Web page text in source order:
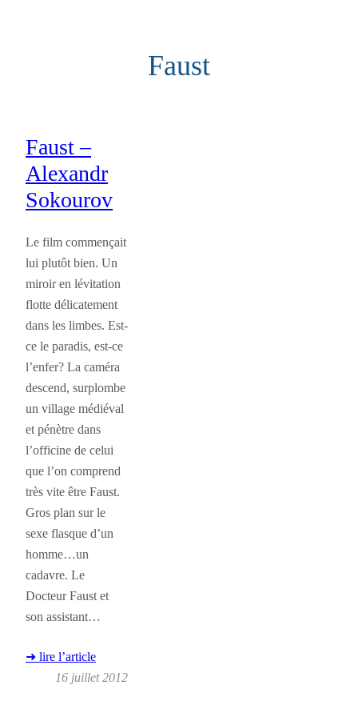
Faust
Faust –
Alexandr
Sokourov
Le film commençait
lui plutôt bien. Un
miroir en lévitation
flotte délicatement
dans les limbes. Est-
ce le paradis, est-ce
l’enfer? La caméra
descend, surplombe
un village médiéval
et pénètre dans
l’officine de celui
que l’on comprend
très vite être Faust.
Gros plan sur le
sexe flasque d’un
homme…un
cadavre. Le
Docteur Faust et
son assistant…
➜ lire l’article
16 juillet 2012